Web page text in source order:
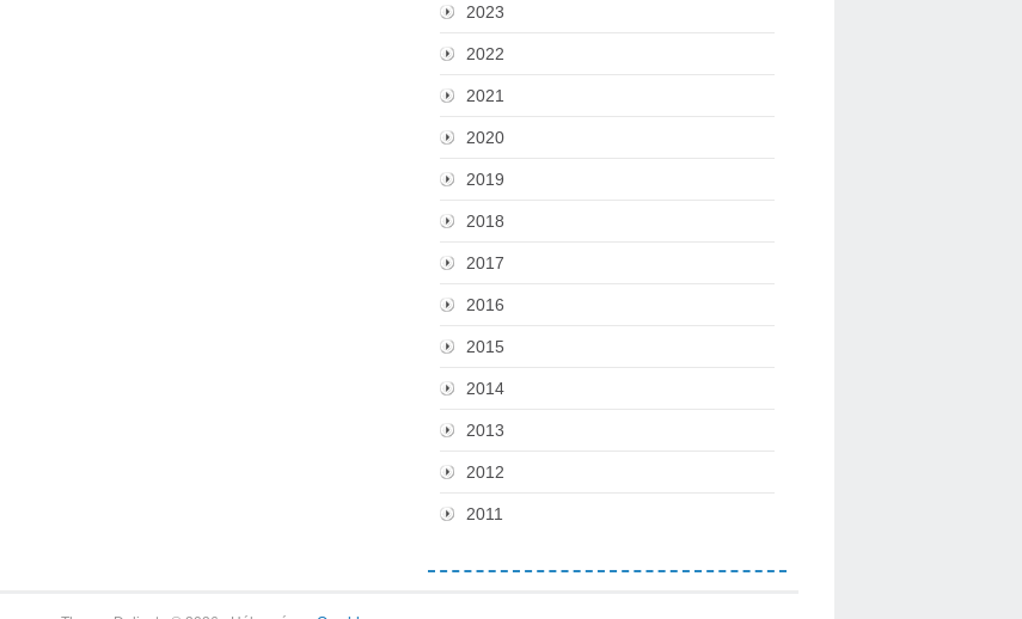
2023
2022
2021
2020
2019
2018
2017
2016
2015
2014
2013
2012
2011